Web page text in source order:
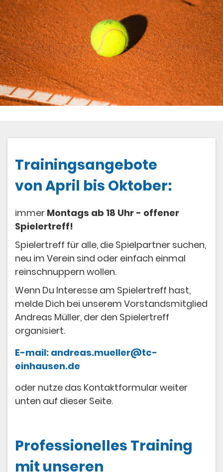
Trainingsangebote
von April bis Oktober:
immer Montags ab 18 Uhr - offener
Spielertreff!
Spielertreff für alle, die Spielpartner suchen,
neu im Verein sind oder einfach einmal
reinschnuppern wollen.
Wenn Du Interesse am Spielertreff hast,
melde Dich bei unserem Vorstandsmitglied
Andreas Müller, der den Spielertreff
organisiert.
E-mail: andreas.mueller@tc-
einhausen.de
oder nutze das Kontaktformular weiter
unten auf dieser Seite.
Professionelles Training
mit unseren